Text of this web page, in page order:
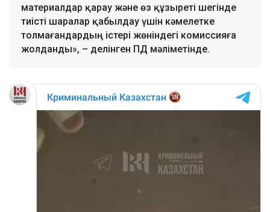
материалдар қарау және өз құзыреті шегінде
тиісті шаралар қабылдау үшін кәмелетке
толмағандардың істері жөніндегі комиссияға
жолданды», – делінген ПД мәліметінде.